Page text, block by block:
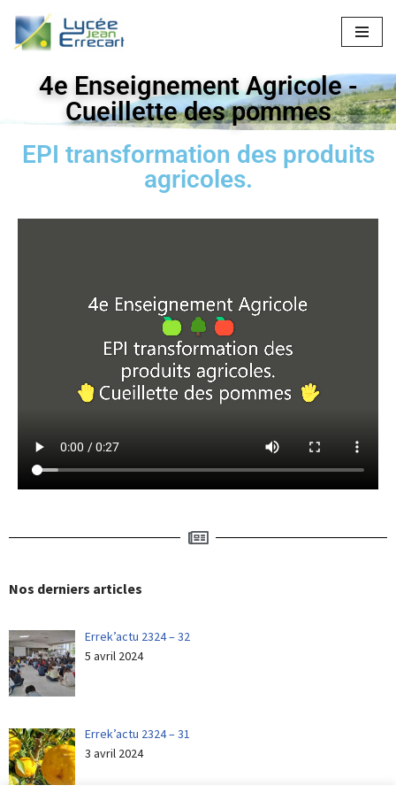
Aller
contenu4e Enseignement Agricole -
Cueillette des pommes
EPI transformation des produits
agricoles.
Nos derniers articles
Errek’actu 2324 – 32
5 avril 2024
Errek’actu 2324 – 31
3 avril 2024